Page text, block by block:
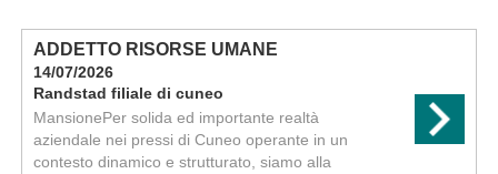
ADDETTO RISORSE UMANE
14/07/2026
Randstad filiale di cuneo
MansionePer solida ed importante realtà
aziendale nei pressi di Cuneo operante in un
contesto dinamico e strutturato, siamo alla